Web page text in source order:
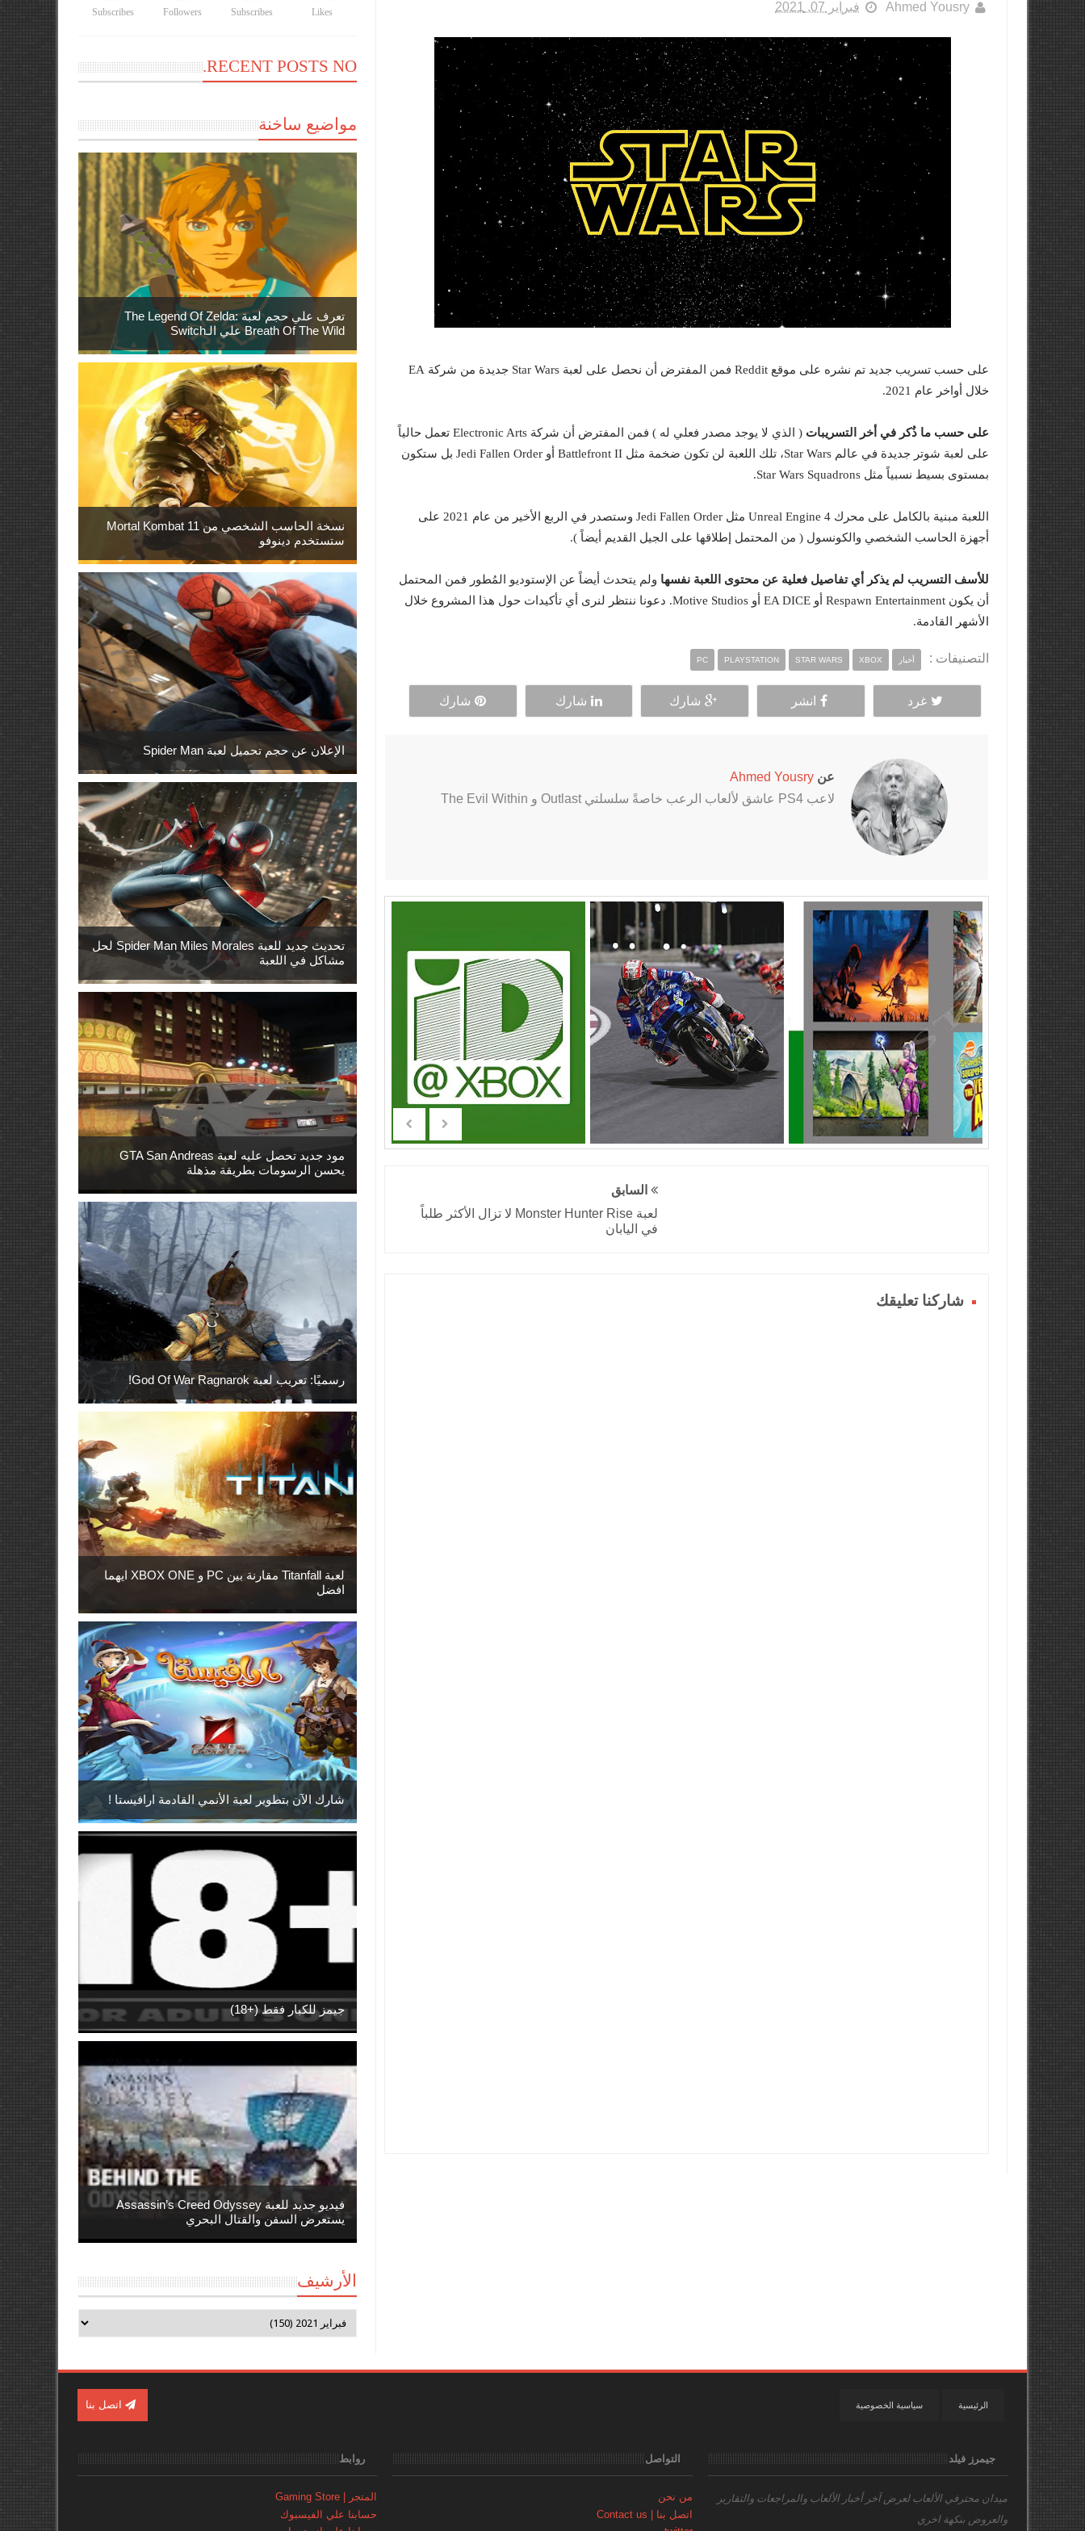
Ahmed Yousry فبراير 07, 2021
على حسب تسريب جديد تم نشره على موقع Reddit فمن المفترض أن نحصل على لعبة Star Wars جديدة من شركة EA
خلال أواخر عام 2021.
على حسب ما ذُكر في أخر التسريبات
( الذي لا يوجد مصدر فعلي له ) فمن المفترض أن شركة Electronic Arts تعمل حالياً
على لعبة شوتر جديدة في عالم Star Wars، تلك اللعبة لن تكون ضخمة مثل Battlefront II أو Jedi Fallen Order بل ستكون
بمستوى بسيط نسبياً مثل Star Wars Squadrons.
اللعبة مبنية بالكامل على محرك Unreal Engine 4 مثل Jedi Fallen Order وستصدر في الربع الأخير من عام 2021 على
أجهزة الحاسب الشخصي والكونسول ( من المحتمل إطلاقها على الجيل القديم أيضاً ).
للأسف التسريب لم يذكر أي تفاصيل فعلية عن محتوى اللعبة نفسها ولم يتحدث أيضاً عن الإستوديو المُطور فمن المحتمل
أن يكون Respawn Entertainment أو EA DICE أو Motive Studios. دعونا ننتظر لنرى أي تأكيدات حول هذا المشروع خلال
الأشهر القادمة.
التصنيفات : أخبار PC PLAYSTATION STAR WARS XBOX
غرد انشر شارك شارك شارك
عن Ahmed Yousry
لاعب PS4 عاشق لألعاب الرعب خاصةً سلسلتي Outlast و The Evil Within
السابق
لعبة Monster Hunter Rise لا تزال الأكثر طلباً
في اليابان
شاركنا تعليقك
Likes
Subscribes
Followers
Subscribes
RECENT POSTS NO.
مواضيع ساخنة
تعرف علي حجم لعبة The Legend Of Zelda:
Breath Of The Wild علي الـSwitch
نسخة الحاسب الشخصي من Mortal Kombat 11
ستستخدم دينوفو
الإعلان عن حجم تحميل لعبة Spider Man
تحديث جديد للعبة Spider Man Miles Morales لحل
مشاكل في اللعبة
مود جديد تحصل عليه لعبة GTA San Andreas
يحسن الرسومات بطريقة مذهلة
رسميًا: تعريب لعبة God Of War Ragnarok!
لعبة Titanfall مقارنة بين PC و XBOX ONE ايهما
افضل
شارك الآن بتطوير لعبة الأنمي القادمة ارافيستا !
جيمز للكبار فقط (+18)
فيديو جديد للعبة Assassin’s Creed Odyssey
يستعرض السفن والقتال البحري
الأرشيف
سياسية الخصوصية الرئيسية اتصل بنا
جيمرز فيلد
ميدان محترفي الألعابلعرض آخر أخبار الألعاب والمراجعات والتقارير
والعروض بنكهة اخري
التواصل
من نحن
اتصل بنا | Contact us
روابط
المتجر | Gaming Store
حسابنا علي الفيسبوك